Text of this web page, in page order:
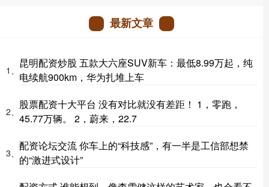
最新文章
1、
昆明配资炒股 五款大六座SUV新车：最低8.99万起，纯
电续航900km，华为扎堆上车
2、
股票配资十大平台 没有对比就没有差距！ 1，零跑，
45.77万辆。 2，蔚来，22.7
3、
配资论坛交流 你车上的“科技感”，有一半是工信部想禁
的“激进式设计”